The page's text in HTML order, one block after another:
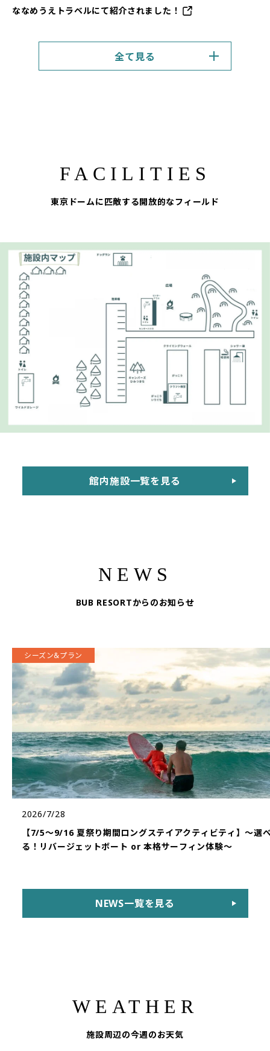
ななめうえトラベルにて紹介されました！
全て見る
FACILITIES
東京ドームに匹敵する開放的なフィールド
館内施設一覧を見る
NEWS
BUB RESORTからのお知らせ
お知らせ
シーズン&プラン
2026/7/28
【7/5〜9/16 夏祭り期間ロングステイアクティビティ】〜選
る！リバージェットボート or 本格サーフィン体験〜
NEWS一覧を見る
WEATHER
施設周辺の今週のお天気